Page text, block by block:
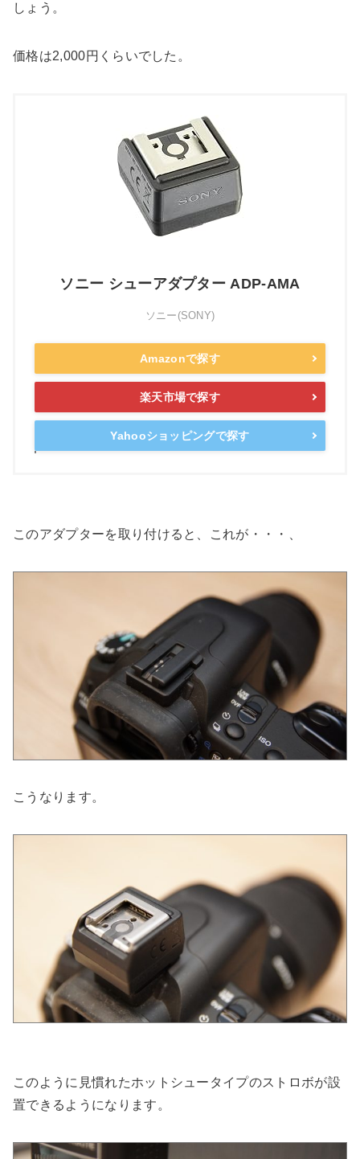
しょう。
価格は2,000円くらいでした。
ソニー シューアダプター ADP-AMA
ソニー(SONY)
Amazonで探す
楽天市場で探す
Yahooショッピングで探す
このアダプターを取り付けると、これが・・・、
こうなります。
このように見慣れたホットシュータイプのストロボが設
置できるようになります。